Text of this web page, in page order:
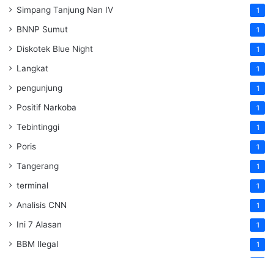
Simpang Tanjung Nan IV 1
BNNP Sumut 1
Diskotek Blue Night 1
Langkat 1
pengunjung 1
Positif Narkoba 1
Tebintinggi 1
Poris 1
Tangerang 1
terminal 1
Analisis CNN 1
Ini 7 Alasan 1
BBM Ilegal 1